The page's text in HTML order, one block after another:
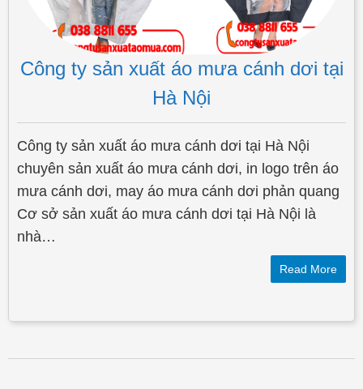
Công ty sản xuất áo mưa cánh dơi tại
Hà Nội
Công ty sản xuất áo mưa cánh dơi tại Hà Nội
chuyên sản xuất áo mưa cánh dơi, in logo trên áo
mưa cánh dơi, may áo mưa cánh dơi phản quang
Cơ sở sản xuất áo mưa cánh dơi tại Hà Nội là
nhà…
Read More